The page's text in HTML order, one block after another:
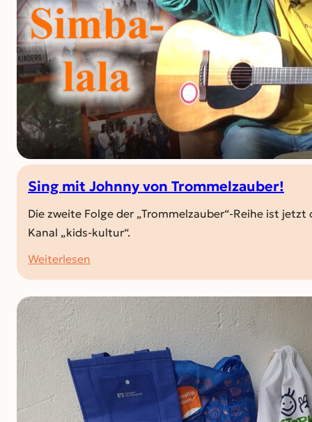
Sing mit Johnny von Trommelzauber!
Die zweite Folge der „Trommelzauber“-Reihe ist
Kanal „kids-kultur“.
Weiterlesen
Sing
mit
Johnny
von
Trommelzauber!